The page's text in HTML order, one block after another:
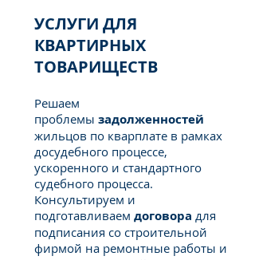
УСЛУГИ ДЛЯ
КВАРТИРНЫХ
ТОВАРИЩЕСТВ
Решаем
проблемы задолженностей
жильцов по кварплате в рамках
досудебного процессе,
ускоренного и стандартного
судебного процесса.
Консультируем и
подготавливаем договора для
подписания со строительной
фирмой на ремонтные работы и